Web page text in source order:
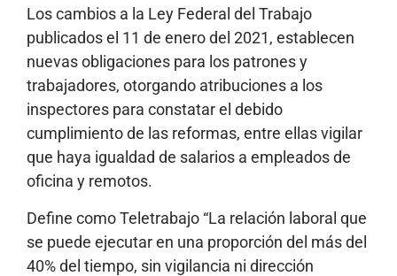
Los cambios a la Ley Federal del Trabajo
publicados el 11 de enero del 2021, establecen
nuevas obligaciones para los patrones y
trabajadores, otorgando atribuciones a los
inspectores para constatar el debido
cumplimiento de las reformas, entre ellas vigilar
que haya igualdad de salarios a empleados de
oficina y remotos.
Define como Teletrabajo “La relación laboral que
se puede ejecutar en una proporción del más del
40% del tiempo, sin vigilancia ni dirección